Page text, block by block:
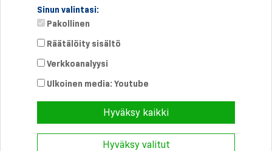
Suora yhteys
Puhelin: +358 46 8757704
© 2026 Schmersal Finland · Julkaisutiedot·
Sinun valintasi:
Pakollinen
Räätälöity sisältö
Verkkoanalyysi
Ulkoinen media: Youtube
Hyväksy kaikki
Hyväksy valitut